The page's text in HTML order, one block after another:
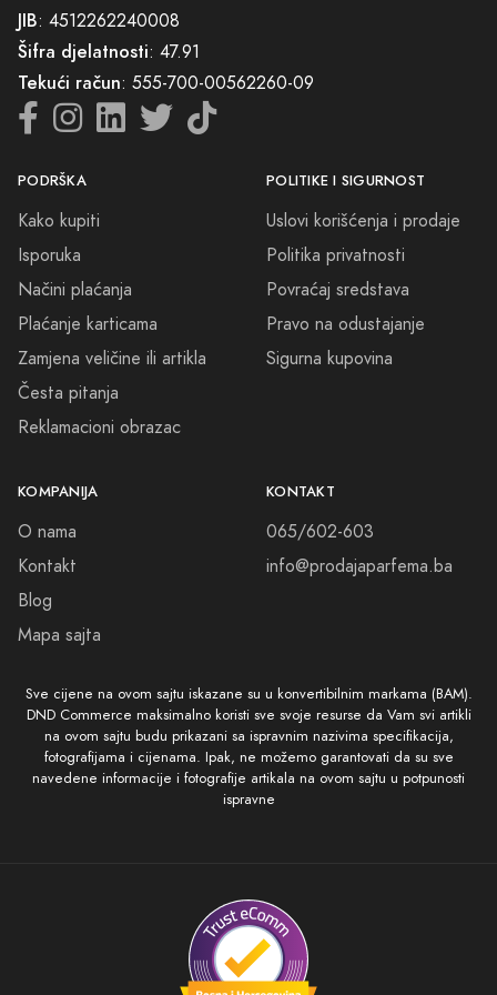
Centar.
JIB: 4512262240008
Šifra djelatnosti: 47.91
Tekući račun: 555-700-00562260-09
PODRŠKA
Kako kupiti
Isporuka
Načini plaćanja
Plaćanje karticama
Zamjena veličine ili artikla
Česta pitanja
Reklamacioni obrazac
POLITIKE I SIGURNOST
Uslovi korišćenja i prodaje
Politika privatnosti
Povraćaj sredstava
Pravo na odustajanje
Sigurna kupovina
KOMPANIJA
O nama
Kontakt
Blog
Mapa sajta
KONTAKT
065/602-603
info@prodajaparfema.ba
Sve cijene na ovom sajtu iskazane su u konvertibilnim markama (BAM).
DND Commerce maksimalno koristi sve svoje resurse da Vam svi artikli
na ovom sajtu budu prikazani sa ispravnim nazivima specifikacija,
fotografijama i cijenama. Ipak, ne možemo garantovati da su sve
navedene informacije i fotografije artikala na ovom sajtu u potpunosti
ispravne